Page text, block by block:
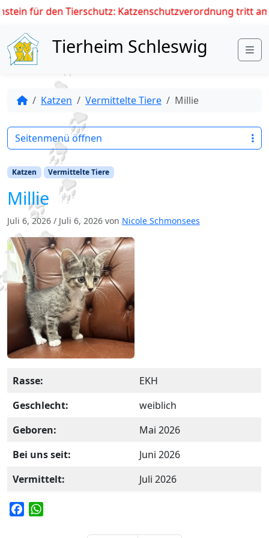
für den Tierschutz: Katzenschutzverordnung tritt am
Skip to content
Tierheim Schleswig
Katzen Vermittelte Tiere Millie
Katzen Vermittelte Tiere
Millie
Juli 6, 2026 / Juli 6, 2026 von Nicole Schmonsees
Rasse:
EKH
Geschlecht:
weiblich
Geboren:
Mai 2026
Bei uns seit:
Juni 2026
Vermittelt:
Juli 2026
Seitenmenü öffnen